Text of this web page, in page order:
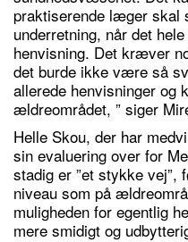
praktiserende læger skal
underretning, når det
henvisning. Det kræver
det burde ikke være så
allerede henvisninger og
ældreområdet, ” siger
Helle Skou, der har
sin evaluering over for
stadig er ”et stykke vej”,
niveau som på
muligheden for egentlig
mere smidigt og